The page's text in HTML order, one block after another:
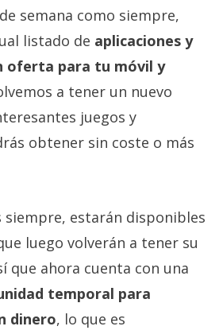
semana como siempre,
listado de aplicaciones y
oferta para tu móvil y
a tener un nuevo
juegos y
obtener sin coste o más
siempre, estarán disponibles
luego volverán a tener su
que ahora cuenta con una
temporal para
dinero, lo que es